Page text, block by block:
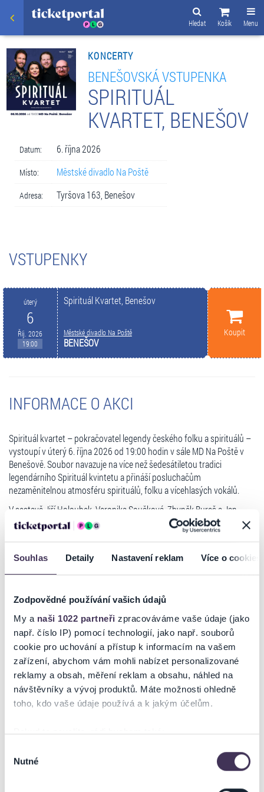
Souhlas Detaily Nastavení reklam Více o cookies
Zodpovědné používání vašich údajů
My a naši 1022 partneři zpracováváme vaše údaje (jako
např. číslo IP) pomocí technologií, jako např. souborů
cookie pro uchování a přístup k informacím na vašem
zařízení, abychom vám mohli nabízet personalizované
reklamy a obsah, měření reklam a obsahu, náhled na
návštěvníky a vývoj produktů. Máte možnosti ohledně
toho, kdo vaše údaje používá a k jakým účelům.
Pokud to povolíte, rádi bychom také:
které mohou být přesné na několik metrů
souhlasu
Nutné
Menu
Košík
Hledat
KONCERTY
BENEŠOVSKÁ VSTUPENKA
SPIRITUÁL
KVARTET, BENEŠOV
Datum: 6. října 2026
Místo: Městské divadlo Na Poště
Adresa: Tyršova 163, Benešov
VSTUPENKY
úterý
6
Říj. 2026
19:00
Spirituál Kvartet, Benešov
Městské divadlo Na Poště
BENEŠOV
Koupit
INFORMACE O AKCI
Spirituál kvartet – pokračovatel legendy českého folku a spirituálů –
vystoupí v úterý 6. října 2026 od 19:00 hodin v sále MD Na Poště v
Benešově. Soubor navazuje na více než šedesátiletou tradici
legendárního Spirituál kvintetu a přináší posluchačům
nezaměnitelnou atmosféru spirituálů, folku a vícehlasých vokálů.
V sestavě Jiří Holoubek, Veronika Součková, Zbyněk Bureš a Jan
Janda zazní jak známé písně prověřené desetiletími, tak i nový
autorský repertoár. Spirituál kvartet s úctou rozvíjí odkaz svých
hudební výraz.
které spojují generace posluchačů.
Vstupenky můžete zakoupiton-line - eTickets, k dispozici je i prodejna
KIC Benešov a prodejní místa Ticketportal.cz.
BENEŠOVSKÁ VSTUPENKA
Ticketportal je zárukou pravosti vstupenek
Na stránkách společnosti Ticketportal si vždy zakoupíte
originální vstupenky.
Ticketportal nemůže zaručit pravost vstupenek
těmito společnostmi nemá nic společného a tento
Smlouvu o účasti